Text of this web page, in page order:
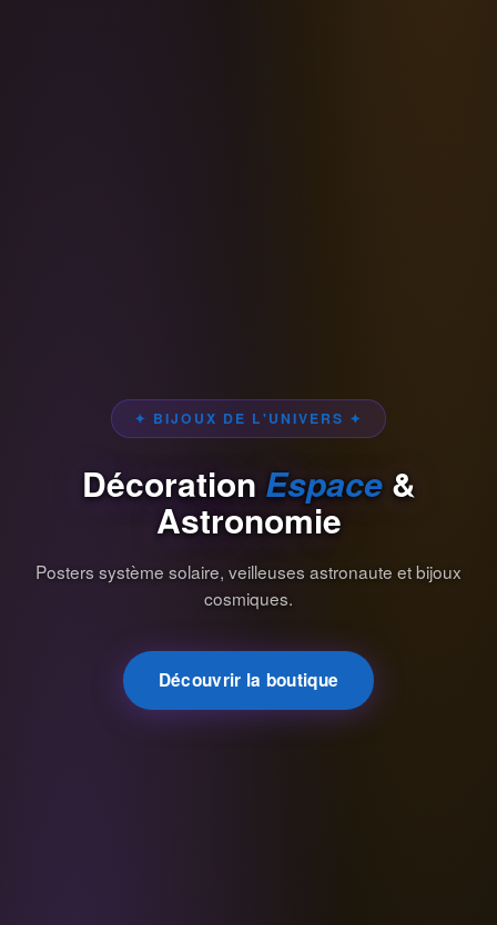
✦ BIJOUX DE L'UNIVERS ✦
Décoration Espace&
Astronomie
Posters système solaire, veilleuses astronaute et bijoux
cosmiques.
Découvrir la boutique